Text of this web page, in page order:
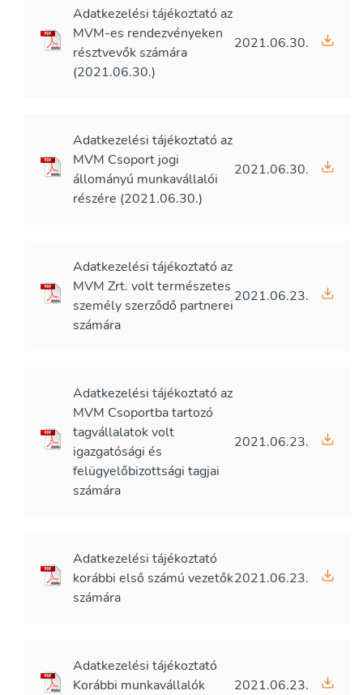
Adatkezelési tájékoztató az
MVM-es rendezvényeken
résztvevők számára
(2021.06.30.)
2021.06.30.
Adatkezelési tájékoztató az
MVM Csoport jogi
állományú munkavállalói
részére (2021.06.30.)
2021.06.30.
Adatkezelési tájékoztató az
MVM Zrt. volt természetes
személy szerződő partnerei
számára
2021.06.23.
Adatkezelési tájékoztató az
MVM Csoportba tartozó
tagvállalatok volt
igazgatósági és
felügyelőbizottsági tagjai
számára
2021.06.23.
Adatkezelési tájékoztató
korábbi első számú vezetők
számára
2021.06.23.
Adatkezelési tájékoztató
Korábbi munkavállalók
2021.06.23.